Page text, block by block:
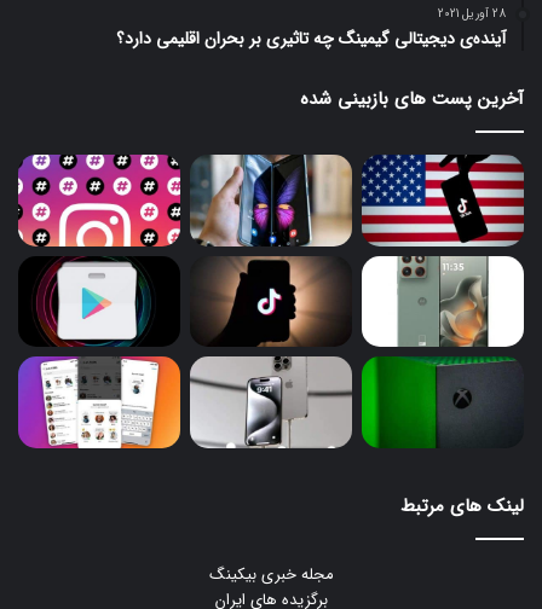
28 آوریل 2021
آینده‌ی دیجیتالی گیمینگ چه تاثیری بر بحران اقلیمی دارد؟
آخرین پست های بازبینی شده
لینک های مرتبط
مجله خبری بیکینگ
برگزیده های ایران